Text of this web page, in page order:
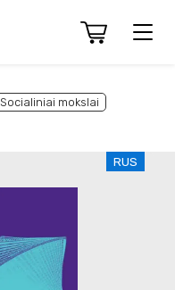
Socialiniai mokslai
RUS